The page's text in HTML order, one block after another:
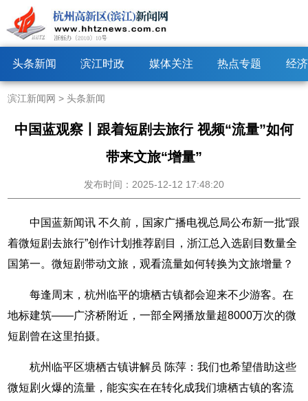
头条新闻 滨江时政 媒体关注 热点专题 经
滨江新闻网 >头条新闻
中国蓝观察丨跟着短剧去旅行 视频“流量”如何
带来文旅“增量”
发布时间：2025-12-12 17:48:20
中国蓝新闻讯 不久前，国家广播电视总局公布新一批“跟
着微短剧去旅行”创作计划推荐剧目，浙江总入选剧目数量全
国第一。微短剧带动文旅，观看流量如何转换为文旅增量？
每逢周末，杭州临平的塘栖古镇都会迎来不少游客。在
地标建筑——广济桥附近，一部全网播放量超8000万次的微
短剧曾在这里拍摄。
杭州临平区塘栖古镇讲解员 陈萍：我们也希望借助这些
微短剧火爆的流量，能实实在在转化成我们塘栖古镇的客流